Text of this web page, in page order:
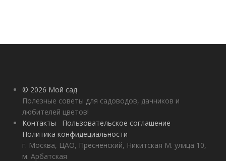
© 2026 Мой сад
Полезные советы для садоводов, дачников и
любителей цветов!
Контакты
Пользовательское соглашение
Политика конфидециальности
г. Москва, ЦАО, Пресненский, Никитская М. улица 10,
м. Арбатская